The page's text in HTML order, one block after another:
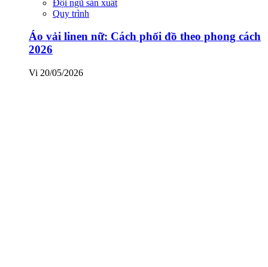
Đội ngũ sản xuất
Quy trình
Áo vải linen nữ: Cách phối đồ theo phong cách
2026
Vi 20/05/2026